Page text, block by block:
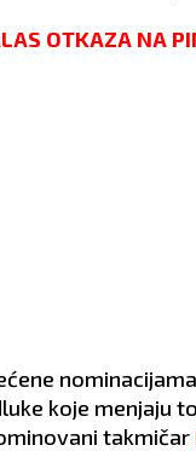
OTKAZA
koje menjaju
takmičar